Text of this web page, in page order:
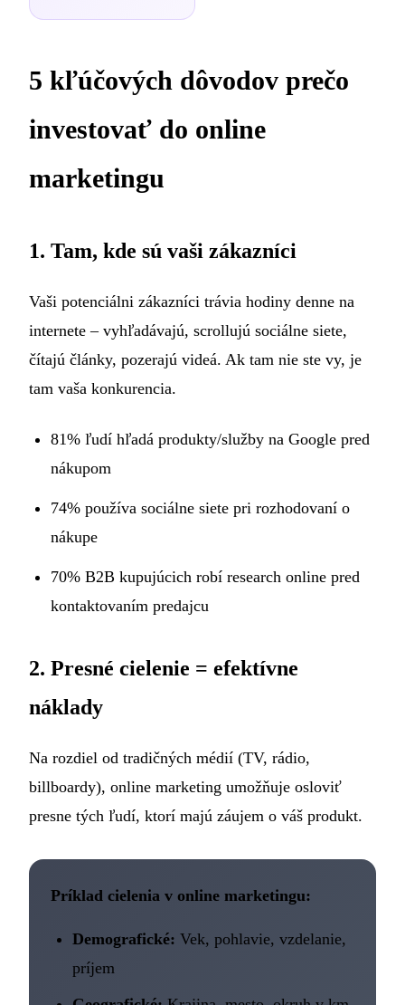
5 kľúčových dôvodov prečo
investovať do online
marketingu
1. Tam, kde sú vaši zákazníci
Vaši potenciálni zákazníci trávia hodiny denne na
internete – vyhľadávajú, scrollujú sociálne siete,
čítajú články, pozerajú videá. Ak tam nie ste vy, je
tam vaša konkurencia.
81% ľudí hľadá produkty/služby na Google pred
nákupom
74% používa sociálne siete pri rozhodovaní o
nákupe
70% B2B kupujúcich robí research online pred
kontaktovaním predajcu
2. Presné cielenie = efektívne
náklady
Na rozdiel od tradičných médií (TV, rádio,
billboardy), online marketing umožňuje osloviť
presne tých ľudí, ktorí majú záujem o váš produkt.
Príklad cielenia v online marketingu:
Demografické: Vek, pohlavie, vzdelanie,
príjem